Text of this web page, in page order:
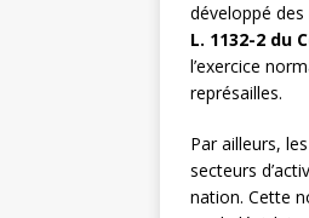
développé
L. 1132-2 du
l’exercice
représailles.
Par ailleurs, les
secteurs
nation. Cette